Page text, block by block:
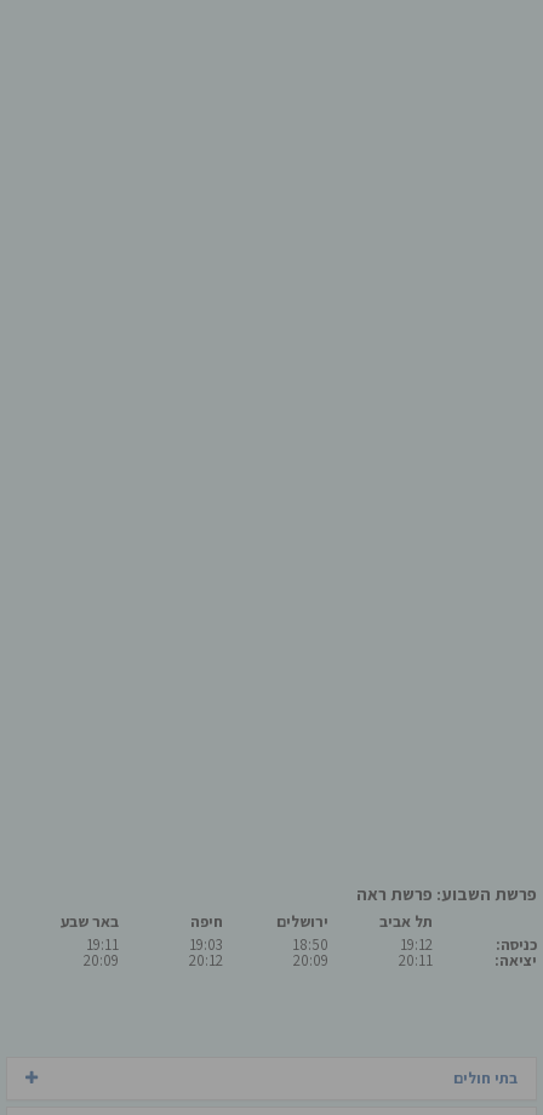
פרשת השבוע: פרשת ראה
כניסה:
יציאה:
תל אביב
19:12
20:11
ירושלים
18:50
20:09
חיפה
19:03
20:12
באר שבע
19:11
20:09
בתי חולים